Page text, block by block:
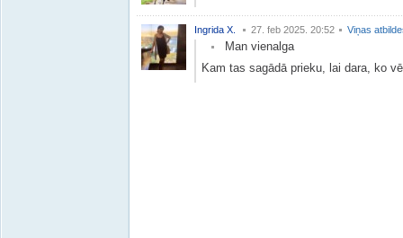
Ingrida X. 27. feb 2025. 20:52 Viņas
Man vienalga
Kam tas sagādā prieku, lai dara, ko